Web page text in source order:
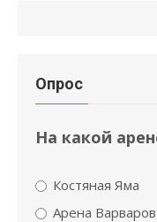
Опрос
На какой
Костяная Яма
Арена Варваров